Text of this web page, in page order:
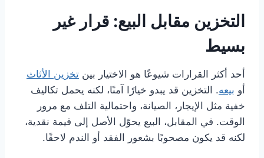
التخزين مقابل البيع: قرار غير
بسيط
أحد أكثر القرارات شيوعًا هو الاختيار بين تخزين الأثاث
أو بيعه. التخزين قد يبدو خيارًا آمنًا، لكنه يحمل تكاليف
خفية مثل الإيجار، الصيانة، واحتمالية التلف مع مرور
الوقت. في المقابل، البيع يحوّل الأصل إلى قيمة نقدية،
لكنه قد يكون مصحوبًا بشعور الفقد أو الندم لاحقًا.